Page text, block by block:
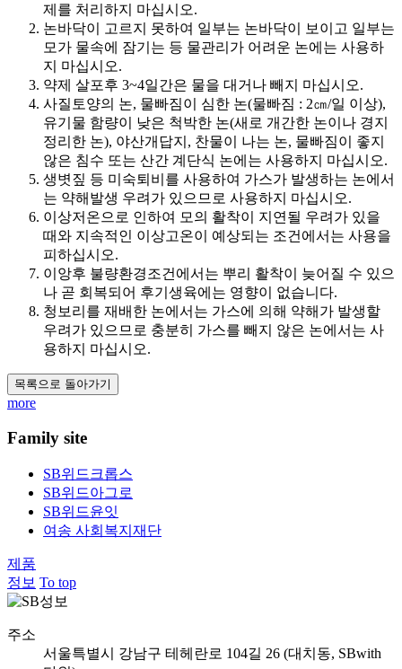
제를 처리하지 마십시오.
논바닥이 고르지 못하여 일부는 논바닥이 보이고 일부는
모가 물속에 잠기는 등 물관리가 어려운 논에는 사용하
지 마십시오.
약제 살포후 3~4일간은 물을 대거나 빼지 마십시오.
사질토양의 논, 물빠짐이 심한 논(물빠짐 : 2㎝/일 이상),
유기물 함량이 낮은 척박한 논(새로 개간한 논이나 경지
정리한 논), 야산개답지, 찬물이 나는 논, 물빠짐이 좋지
않은 침수 또는 산간 계단식 논에는 사용하지 마십시오.
생볏짚 등 미숙퇴비를 사용하여 가스가 발생하는 논에서
는 약해발생 우려가 있으므로 사용하지 마십시오.
이상저온으로 인하여 모의 활착이 지연될 우려가 있을
때와 지속적인 이상고온이 예상되는 조건에서는 사용을
피하십시오.
이앙후 불량환경조건에서는 뿌리 활착이 늦어질 수 있으
나 곧 회복되어 후기생육에는 영향이 없습니다.
청보리를 재배한 논에서는 가스에 의해 약해가 발생할
우려가 있으므로 충분히 가스를 빼지 않은 논에서는 사
용하지 마십시오.​
목록으로 돌아가기
more
Family site
SB위드크롭스
SB위드아그로
SB위드윤잇
여송 사회복지재단
제품
정보 To top
주소
서울특별시 강남구 테헤란로 104길 26 (대치동, SBwith